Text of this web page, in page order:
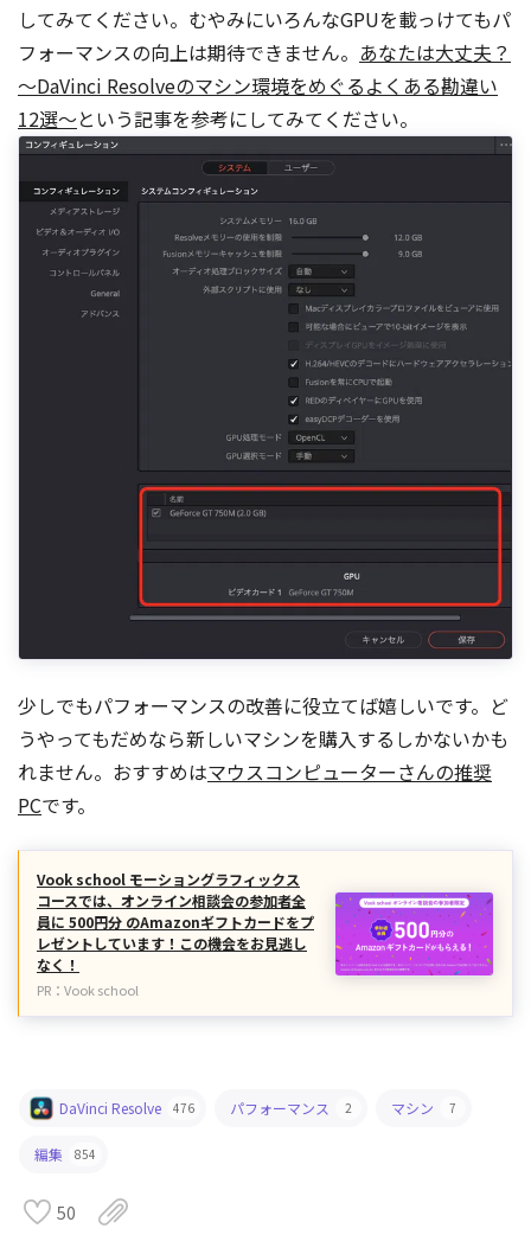
してみてください。むやみにいろんなGPUを載っけてもパ
フォーマンスの向上は期待できません。 あなたは大丈夫？
〜DaVinci Resolveのマシン環境をめぐるよくある勘違い
12選〜という記事を参考にしてみてください。
少しでもパフォーマンスの改善に役立てば嬉しいです。ど
うやってもだめなら新しいマシンを購入するしかないかも
れません。おすすめはマウスコンピューターさんの推奨
PCです。
Vook school モーショングラフィックス
コースでは、オンライン相談会の参加者全
員に 500円分 のAmazonギフトカードをプ
レゼントしています！この機会をお見逃し
なく！
PR：Vook school
DaVinci Resolve 476 パフォーマンス 2 マシン 7
編集 854
50